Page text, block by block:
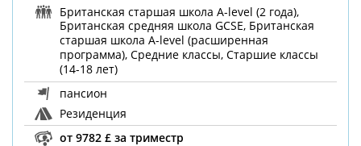
Британская старшая школа A-level (2 года),
Британская средняя школа GCSE, Британская
старшая школа A-level (расширенная
программа), Средние классы, Старшие классы
(14-18 лет)
пансион
Резиденция
от 9782 £ за триместр